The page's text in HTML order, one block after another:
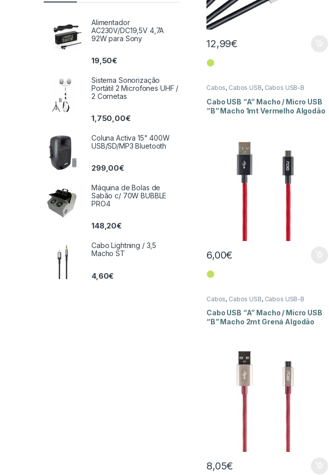
12,99€
⬤
Cabos, Cabos USB, Cabos USB-B
Cabo USB “A” Macho / Micro USB
“B” Macho 1mt Vermelho Algodão
6,00€
⬤
Cabos, Cabos USB, Cabos USB-B
Cabo USB “A” Macho / Micro USB
“B” Macho 2mt Grená Algodão
8,05€
Alimentador
AC230V/DC19,5V 4,7A
92W para Sony
19,50€
Sistema Sonorização
Portátil 2 Microfones UHF /
2 Cornetas
1,750,00€
Coluna Activa 15" 400W
USB/SD/MP3 Bluetooth
299,00€
Máquina de Bolas de
Sabão c/ 70W BUBBLE
PRO4
148,20€
Cabo Lightning / 3,5
Macho ST
4,60€